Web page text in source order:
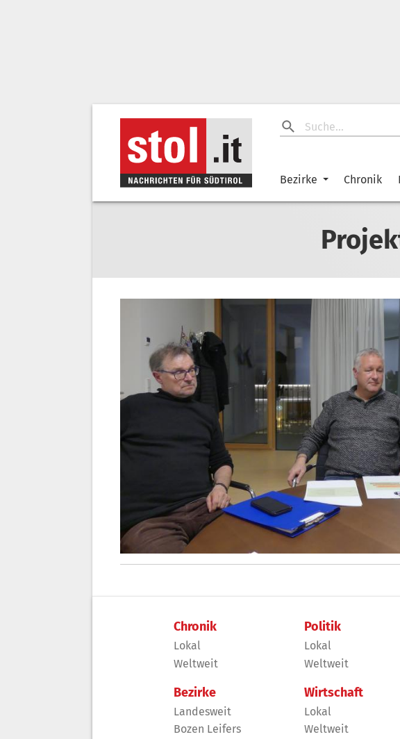
Bezirke Chronik
Chronik
Lokal
Weltweit
Bezirke
Landesweit
Bozen Leifers
Politik
Lokal
Weltweit
Wirtschaft
Lokal
Weltweit